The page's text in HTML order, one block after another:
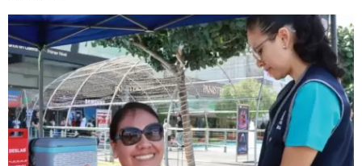
Atención ciudadanos